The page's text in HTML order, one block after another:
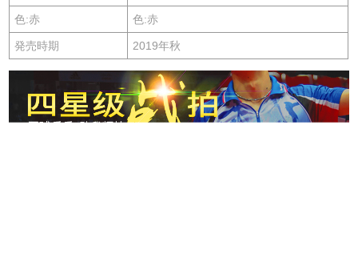
色:赤 色:赤
発売時期 2019年秋